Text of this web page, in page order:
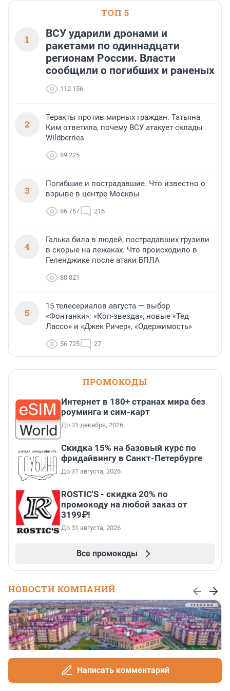
ТОП 5
1
ВСУ ударили дронами и
ракетами по одиннадцати
регионам России. Власти
сообщили о погибших и раненых
112 156
2
Теракты против мирных граждан. Татьяна
Ким ответила, почему ВСУ атакует склады
Wildberries
89 225
3
Погибшие и пострадавшие. Что известно о
взрыве в центре Москвы
86 757 216
4
Галька била в людей, пострадавших грузили
в скорые на лежаках. Что происходило в
Геленджике после атаки БПЛА
80 821
5
15 телесериалов августа — выбор
«Фонтанки»: «Коп-звезда», новые «Тед
Лассо» и «Джек Ричер», «Одержимость»
56 725 27
ПРОМОКОДЫ
Интернет в 180+ странах мира без
роуминга и сим-карт
До 31 декабря, 2026
Скидка 15% на базовый курс по
фридайвингу в Санкт-Петербурге
До 31 августа, 2026
ROSTIC'S - скидка 20% по
промокоду на любой заказ от
3199₽!
До 31 августа, 2026
Все промокоды
НОВОСТИ КОМПАНИЙ
Написать комментарий